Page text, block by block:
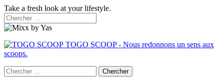
Take a fresh look at your lifestyle.
TOGO SCOOP - Nous redonnons un sens aux
scoops.